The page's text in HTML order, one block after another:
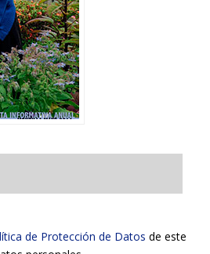
de Protección de Datos de este